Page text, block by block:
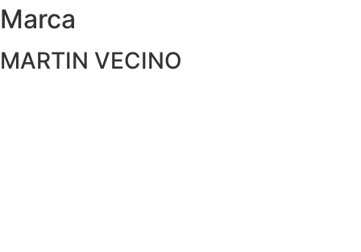
Marca
MARTIN VECINO